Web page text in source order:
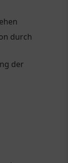
durch
der